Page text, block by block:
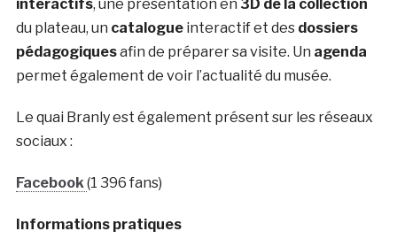
interactifs, une présentation en 3D de la collection
du plateau, un catalogue interactif et des dossiers
pédagogiquesafin de préparer sa visite. Un agenda
permet également de voir l’actualité du musée.
Le quai Branly est également présent sur les réseaux
sociaux :
Facebook(1 396 fans)
Informations pratiques